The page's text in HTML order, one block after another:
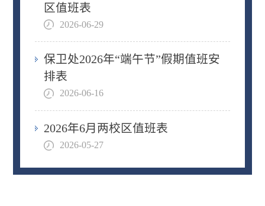
区值班表
2026-06-29
保卫处2026年“端午节”假期值班安
排表
2026-06-16
2026年6月两校区值班表
2026-05-27